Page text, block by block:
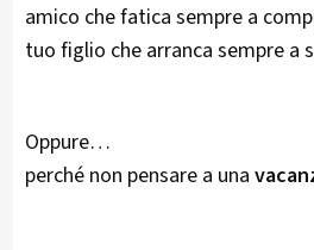
amico che fatica sempre a
tuo figlio che arranca sempre a
Oppure…
perché non pensare a una